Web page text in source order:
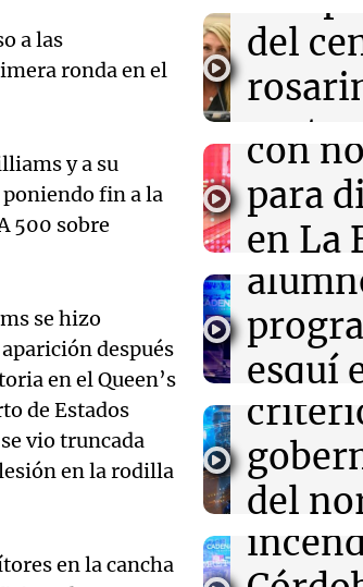
a las
ronda en el
y a su
fin a la
500 sobre
se hizo
después
en el Queen’s
de Estados
vio truncada
en la rodilla
en la cancha
La reina que
misterio en el
08:56 Radioinforme
Pullaro irá a
en Rosario
08:55
La pizzería
Córdoba
con una pizza
rostro
del
es
Noticias
Episodios
Audio.
Sur se
con
para
en La
este
Panorama
Episodios
Audio.
a
esquí
la
Panorama
Episodios
Audio.
Jaldo
del
Audio.
Audio.